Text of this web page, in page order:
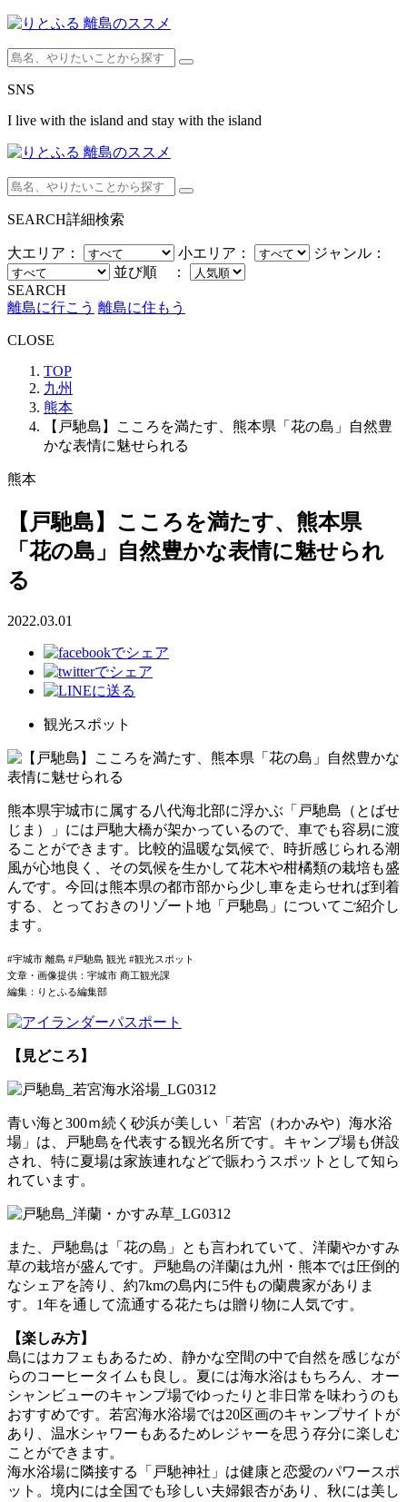
SNS
I live with the island and stay with the island
SEARCH詳細検索
大エリア： 小エリア：
ジャンル：
並び順 ：
SEARCH
離島に行こう 離島に住もう
CLOSE
TOP
九州
熊本
【戸馳島】こころを満たす、熊本県「花の島」自然豊
かな表情に魅せられる
熊本
【戸馳島】こころを満たす、熊本県
「花の島」自然豊かな表情に魅せられ
る
2022.03.01
観光スポット
熊本県宇城市に属する八代海北部に浮かぶ「戸馳島（とばせ
じま）」には戸馳大橋が架かっているので、車でも容易に渡
ることができます。比較的温暖な気候で、時折感じられる潮
風が心地良く、その気候を生かして花木や柑橘類の栽培も盛
んです。今回は熊本県の都市部から少し車を走らせれば到着
する、とっておきのリゾート地「戸馳島」についてご紹介し
ます。
#宇城市 離島 #戸馳島 観光 #観光スポット
文章・画像提供：宇城市 商工観光課
編集：りとふる編集部
【見どころ】
青い海と300ｍ続く砂浜が美しい「若宮（わかみや）海水浴
場」は、戸馳島を代表する観光名所です。キャンプ場も併設
され、特に夏場は家族連れなどで賑わうスポットとして知ら
れています。
また、戸馳島は「花の島」とも言われていて、洋蘭やかすみ
草の栽培が盛んです。戸馳島の洋蘭は九州・熊本では圧倒的
なシェアを誇り、約7kmの島内に5件もの蘭農家がありま
す。1年を通して流通する花たちは贈り物に人気です。
【楽しみ方】
島にはカフェもあるため、静かな空間の中で自然を感じなが
らのコーヒータイムも良し。夏には海水浴はもちろん、オー
シャンビューのキャンプ場でゆったりと非日常を味わうのも
おすすめです。若宮海水浴場では20区画のキャンプサイトが
あり、温水シャワーもあるためレジャーを思う存分に楽しむ
ことができます。
海水浴場に隣接する「戸馳神社」は健康と恋愛のパワースポ
ット。境内には全国でも珍しい夫婦銀杏があり、秋には美し